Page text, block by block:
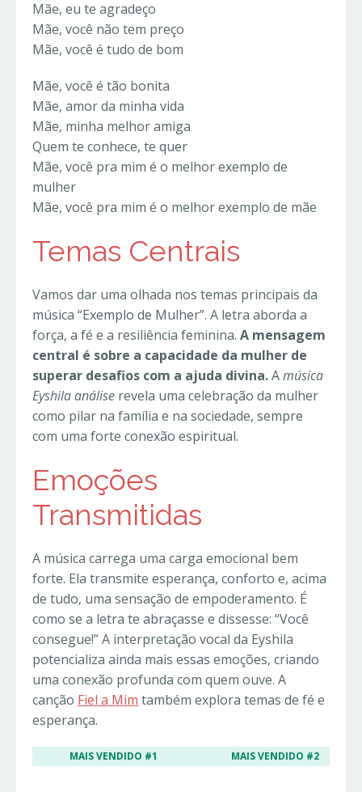
Mãe, eu te agradeço
Mãe, você não tem preço
Mãe, você é tudo de bom
Mãe, você é tão bonita
Mãe, amor da minha vida
Mãe, minha melhor amiga
Quem te conhece, te quer
Mãe, você pra mim é o melhor exemplo de
mulher
Mãe, você pra mim é o melhor exemplo de mãe
Temas Centrais
Vamos dar uma olhada nos temas principais da
música “Exemplo de Mulher”. A letra aborda a
força, a fé e a resiliência feminina. A mensagem
central é sobre a capacidade da mulher de
superar desafios com a ajuda divina.Amúsica
Eyshila análise revela uma celebração da mulher
como pilar na família e na sociedade, sempre
com uma forte conexão espiritual.
Emoções
Transmitidas
A música carrega uma carga emocional bem
forte. Ela transmite esperança, conforto e, acima
de tudo, uma sensação de empoderamento. É
como se a letra te abraçasse e dissesse: “Você
consegue!” A interpretação vocal da Eyshila
potencializa ainda mais essas emoções, criando
uma conexão profunda com quem ouve. A
canção Fiel a Mim também explora temas de fé e
esperança.
MAIS VENDIDO #1 MAIS VENDIDO #2